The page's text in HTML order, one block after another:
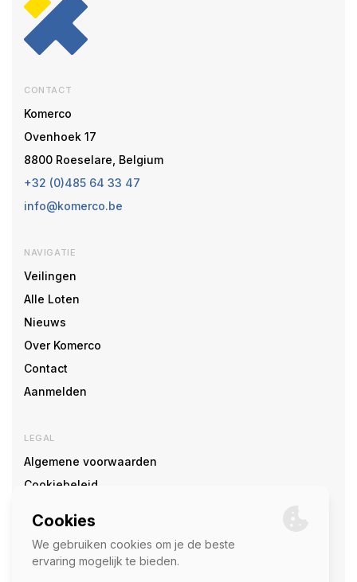
CONTACT
Komerco
Ovenhoek 17
8800 Roeselare, Belgium
+32 (0)485 64 33 47
info@komerco.be
NAVIGATIE
Veilingen
Alle Loten
Nieuws
Over Komerco
Contact
Aanmelden
LEGAL
Algemene voorwaarden
Cookiebeleid
SOCIAL